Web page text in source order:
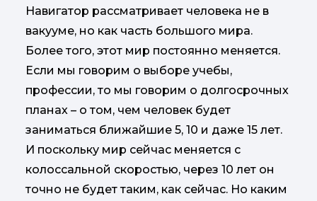
Навигатор рассматривает человека не в
вакууме, но как часть большого мира.
Более того, этот мир постоянно меняется.
Если мы говорим о выборе учебы,
профессии, то мы говорим о долгосрочных
планах – о том, чем человек будет
заниматься ближайшие 5, 10 и даже 15 лет.
И поскольку мир сейчас меняется с
колоссальной скоростью, через 10 лет он
точно не будет таким, как сейчас. Но каким